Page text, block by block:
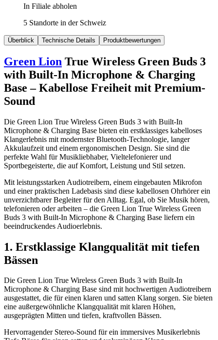
In Filiale abholen
5 Standorte in der Schweiz
Überblick Technische Details Produktbewertungen
Green Lion True Wireless Green Buds 3
with Built-In Microphone & Charging
Base – Kabellose Freiheit mit Premium-
Sound
Die Green Lion True Wireless Green Buds 3 with Built-In
Microphone & Charging Base bieten ein erstklassiges kabelloses
Klangerlebnis mit modernster Bluetooth-Technologie, langer
Akkulaufzeit und einem ergonomischen Design. Sie sind die
perfekte Wahl für Musikliebhaber, Vieltelefonierer und
Sportbegeisterte, die auf Komfort, Leistung und Stil setzen.
Mit leistungsstarken Audiotreibern, einem eingebauten Mikrofon
und einer praktischen Ladebasis sind diese kabellosen Ohrhörer ein
unverzichtbarer Begleiter für den Alltag. Egal, ob Sie Musik hören,
telefonieren oder arbeiten – die Green Lion True Wireless Green
Buds 3 with Built-In Microphone & Charging Base liefern ein
beeindruckendes Audioerlebnis.
1. Erstklassige Klangqualität mit tiefen
Bässen
Die Green Lion True Wireless Green Buds 3 with Built-In
Microphone & Charging Base sind mit hochwertigen Audiotreibern
ausgestattet, die für einen klaren und satten Klang sorgen. Sie bieten
eine außergewöhnliche Klangqualität mit klaren Höhen,
ausgeprägten Mitten und tiefen, kraftvollen Bässen.
Hervorragender Stereo-Sound für ein immersives Musikerlebnis